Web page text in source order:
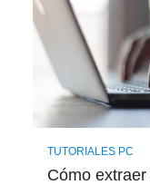
TUTORIALES PC
Cómo